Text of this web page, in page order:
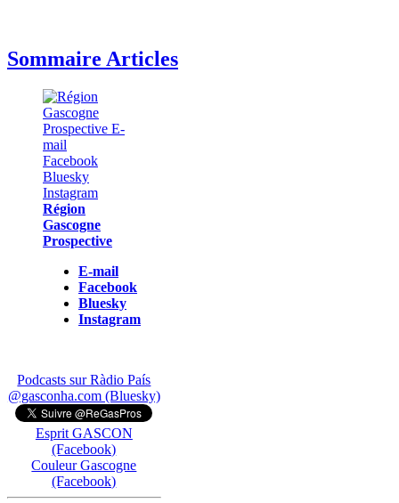
Sommaire Articles
Région
Gascogne
Prospective
E-mail
Facebook
Bluesky
Instagram
Podcasts sur Ràdio País
@gasconha.com (Bluesky)
Esprit GASCON
(Facebook)
Couleur Gascogne
(Facebook)